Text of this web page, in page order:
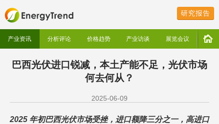
研究报告
产业资讯 分析评论 价格趋势 产业访谈 展览会议
巴西光伏进口锐减，本土产能不足，光伏市场
何去何从？
2025-06-09
2025 年初巴西光伏市场受挫，进口额降三分之一，高进口